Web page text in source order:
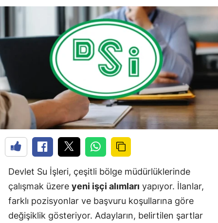
Devlet Su İşleri, çeşitli bölge müdürlüklerinde
çalışmak üzere yeni işçi alımları yapıyor. İlanlar,
farklı pozisyonlar ve başvuru koşullarına göre
değişiklik gösteriyor. Adayların, belirtilen şartlar